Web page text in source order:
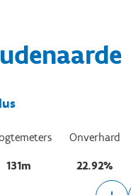
131m
Onverhard
22.92%